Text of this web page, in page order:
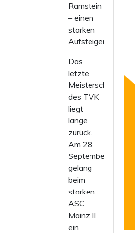
Ramstein
– einen
starken
Aufsteiger.
Das
letzte
des TVK
liegt
lange
zurück.
Am 28.
September
gelang
beim
starken
ASC
Mainz II
ein